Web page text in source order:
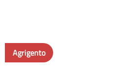
Agrigento